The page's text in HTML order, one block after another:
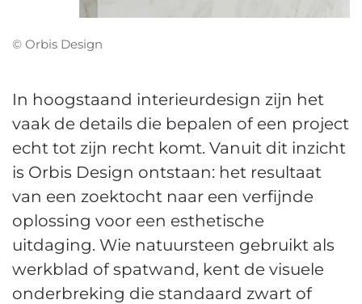
© Orbis Design
In hoogstaand interieurdesign zijn het
vaak de details die bepalen of een project
echt tot zijn recht komt. Vanuit dit inzicht
is Orbis Design ontstaan: het resultaat
van een zoektocht naar een verfijnde
oplossing voor een esthetische
uitdaging. Wie natuursteen gebruikt als
werkblad of spatwand, kent de visuele
onderbreking die standaard zwart of